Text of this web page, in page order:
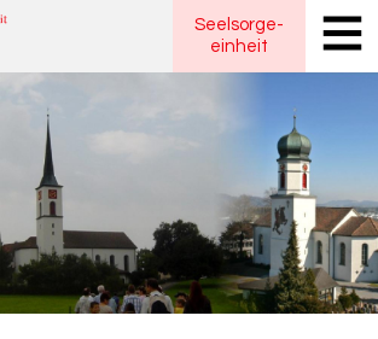
Seelsorge-
einheit